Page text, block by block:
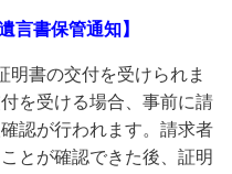
言書保管通知】
明書の交付を受けられま
を受ける場合、事前に請
認が行われます。請求者
とが確認できた後、証明